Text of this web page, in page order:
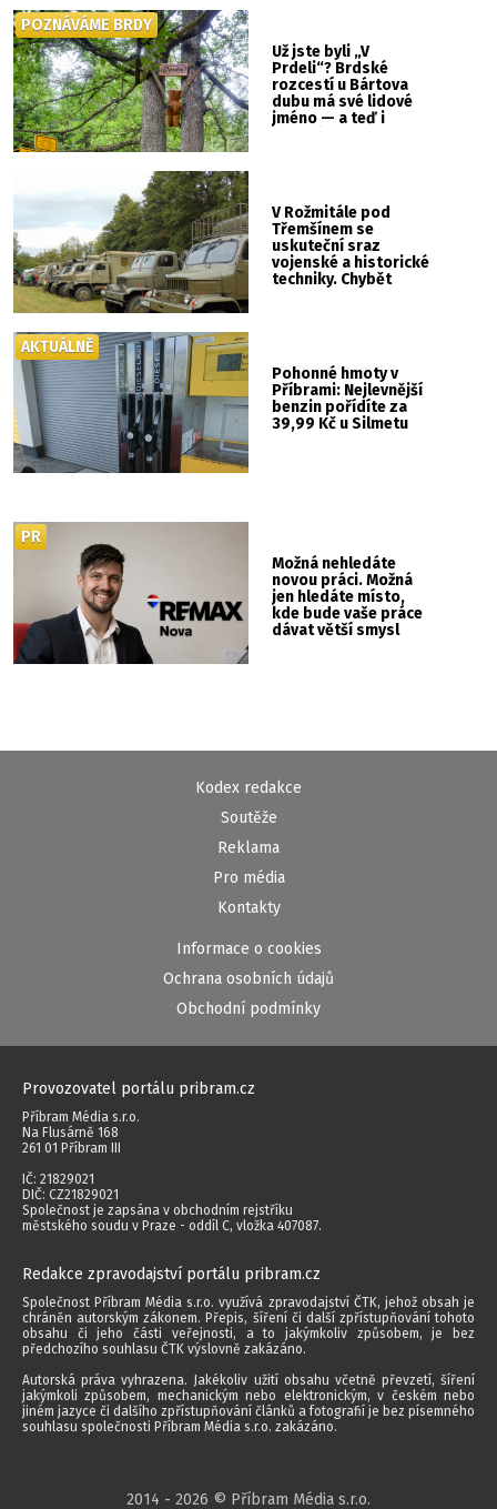
Už jste byli „V
Prdeli“? Brdské
rozcestí u Bártova
dubu má své lidové
jméno — a teď i
POZNÁVÁME BRDY
V Rožmitále pod
Třemšínem se
uskuteční sraz
vojenské a historické
techniky. Chybět
Pohonné hmoty v
Příbrami: Nejlevnější
benzin pořídíte za
39,99 Kč u Silmetu
AKTUÁLNĚ
Možná nehledáte
novou práci. Možná
jen hledáte místo,
kde bude vaše práce
dávat větší smysl
PR
Kodex redakce
Soutěže
Reklama
Pro média
Kontakty
Informace o cookies
Ochrana osobních údajů
Obchodní podmínky
Provozovatel portálu pribram.cz
Příbram Média s.r.o.
Na Flusárně 168
261 01 Příbram III
IČ: 21829021
DIČ: CZ21829021
Společnost je zapsána v obchodním rejstříku
městského soudu v Praze - oddíl C, vložka 407087.
Redakce zpravodajství portálu pribram.cz
Společnost Příbram Média s.r.o. využívá zpravodajství ČTK, jehož obsah je
chráněn autorským zákonem. Přepis, šíření či další zpřístupňování tohoto
obsahu či jeho části veřejnosti, a to jakýmkoliv způsobem, je bez
předchozího souhlasu ČTK výslovně zakázáno.
Autorská práva vyhrazena. Jakékoliv užití obsahu včetně převzetí, šíření
jakýmkoli způsobem, mechanickým nebo elektronickým, v českém nebo
jiném jazyce či dalšího zpřístupňování článků a fotografií je bez písemného
souhlasu společnosti Příbram Média s.r.o. zakázáno.
2014 - 2026 © Příbram Média s.r.o.